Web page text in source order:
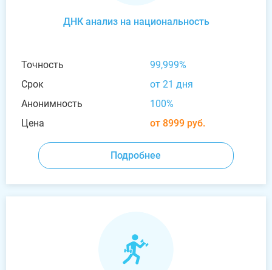
ДНК анализ на национальность
Точность
99,999%
Срок
от 21 дня
Анонимность
100%
Цена
от 8999 руб.
Подробнее